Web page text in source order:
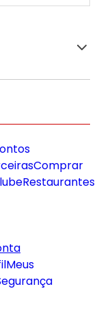
Comprar
Restaurantes
Meus